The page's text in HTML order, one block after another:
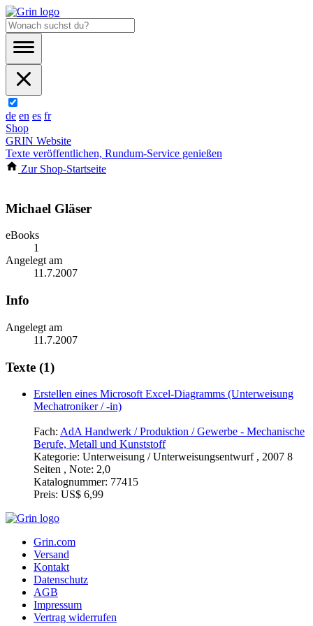
de en es fr
Shop
GRIN Website
Texte veröffentlichen, Rundum-Service genießen
Zur Shop-Startseite
Michael Gläser
eBooks
1
Angelegt am
11.7.2007
Info
Angelegt am
11.7.2007
Texte (1)
Erstellen eines Microsoft Excel-Diagramms (Unterweisung
Mechatroniker / -in)
Fach:AdA Handwerk / Produktion / Gewerbe - Mechanische
Berufe, Metall und Kunststoff
Kategorie:Unterweisung / Unterweisungsentwurf , 2007 8
Seiten , Note: 2,0
Katalognummer:
Grin.com
Versand
Kontakt
Datenschutz
AGB
Impressum